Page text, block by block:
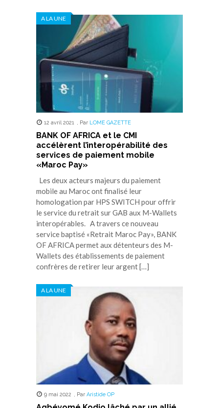
A LA UNE
12 avril 2021 , Par LOME GAZETTE
BANK OF AFRICA et le CMI
accélèrent l’interopérabilité des
services de paiement mobile
«Maroc Pay»
Les deux acteurs majeurs du paiement
mobile au Maroc ont finalisé leur
homologation par HPS SWITCH pour offrir
le service du retrait sur GAB aux M-Wallets
interopérables. A travers ce nouveau
service baptisé «Retrait Maroc Pay», BANK
OF AFRICA permet aux détenteurs des M-
Wallets des établissements de paiement
confrères de retirer leur argent […]
A LA UNE
9 mai 2022 , Par Aristide OP